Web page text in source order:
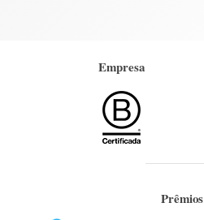
Empresa
Prêmios